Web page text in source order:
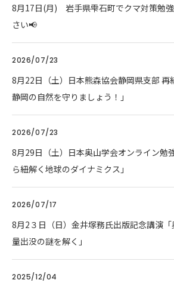
8月17日(月) 岩手県雫石町でクマ対策勉
さい📢
2026/07/23
8月22日（土）日本熊森協会静岡県支部 再
静岡の自然を守りましょう！」
2026/07/23
8月29日（土）日本奥山学会オンライン勉
ら紐解く地球のダイナミクス」
2026/07/17
8月2３日（日）金井塚務氏出版記念講演
量出没の謎を解く」
2025/12/04